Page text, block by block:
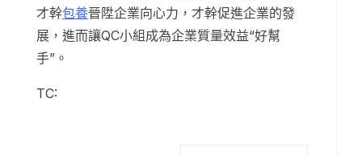
才幹包養晉陞企業向心力，才幹促進企業的發
展，進而讓QC小組成為企業質量效益“好幫
手”。
TC: